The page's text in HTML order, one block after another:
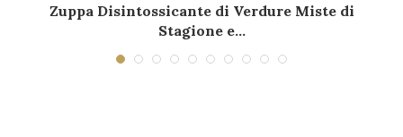
Zuppa Disintossicante di Verdure Miste di
Stagione e...